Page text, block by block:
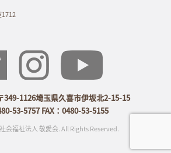
1126埼玉県久喜市伊坂北2-15-15
53-5757 FAX：0480-53-5155
会福祉法人 敬愛会. All Rights Reserved.